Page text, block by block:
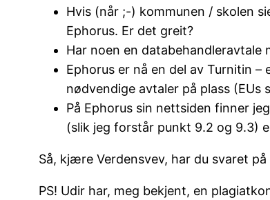
Hvis (når ;-) kommunen / skolen
Ephorus. Er det greit?
Har noen en databehandleravtale
Ephorus er nå en del av Turnitin –
nødvendige avtaler på plass
På Ephorus sin nettsiden finner jeg
(slik jeg forstår punkt 9.2 og 9.3)
Så, kjære Verdensvev, har du svaret
PS! Udir har, meg bekjent, en